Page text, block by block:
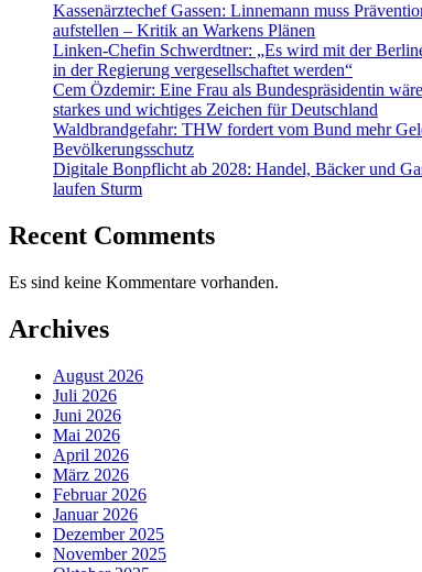
Kassenärztechef Gassen: Linnemann muss
aufstellen – Kritik an Warkens Plänen
Linken-Chefin Schwerdtner: „Es wird mit der
in der Regierung vergesellschaftet werden“
Cem Özdemir: Eine Frau als Bundespräsidentin
starkes und wichtiges Zeichen für Deutschland
Waldbrandgefahr: THW fordert vom Bund mehr
Bevölkerungsschutz
Digitale Bonpflicht ab 2028: Handel, Bäcker und
laufen Sturm
Recent Comments
Es sind keine Kommentare vorhanden.
Archives
August 2026
Juli 2026
Juni 2026
Mai 2026
April 2026
März 2026
Februar 2026
Januar 2026
Dezember 2025
November 2025